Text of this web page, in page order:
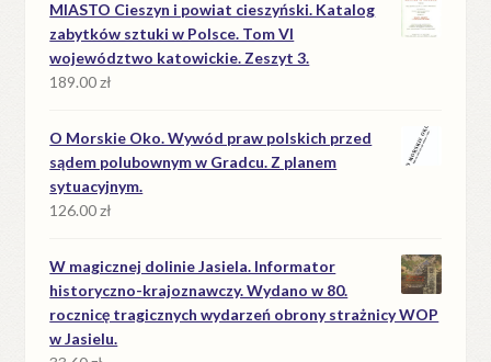
MIASTO Cieszyn i powiat cieszyński. Katalog
zabytków sztuki w Polsce. Tom VI
województwo katowickie. Zeszyt 3.
189.00zł
O Morskie Oko. Wywód praw polskich przed
sądem polubownym w Gradcu. Z planem
sytuacyjnym.
126.00zł
W magicznej dolinie Jasiela. Informator
historyczno-krajoznawczy. Wydano w 80.
rocznicę tragicznych wydarzeń obrony strażnicy WOP
w Jasielu.